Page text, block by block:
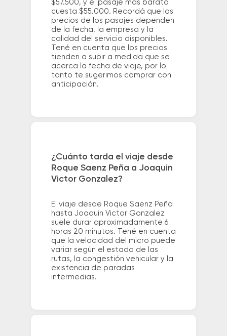
$57.500, y el pasaje más barato
cuesta $55.000. Recordá que los
precios de los pasajes dependen
de la fecha, la empresa y la
calidad del servicio disponibles.
Tené en cuenta que los precios
tienden a subir a medida que se
acerca la fecha de viaje, por lo
tanto te sugerimos comprar con
anticipación.
¿Cuánto tarda el viaje desde
Roque Saenz Peña a Joaquin
Victor Gonzalez?
El viaje desde Roque Saenz Peña
hasta Joaquin Victor Gonzalez
suele durar aproximadamente 6
horas 20 minutos. Tené en cuenta
que la velocidad del micro puede
variar según el estado de las
rutas, la congestión vehicular y la
existencia de paradas
intermedias.